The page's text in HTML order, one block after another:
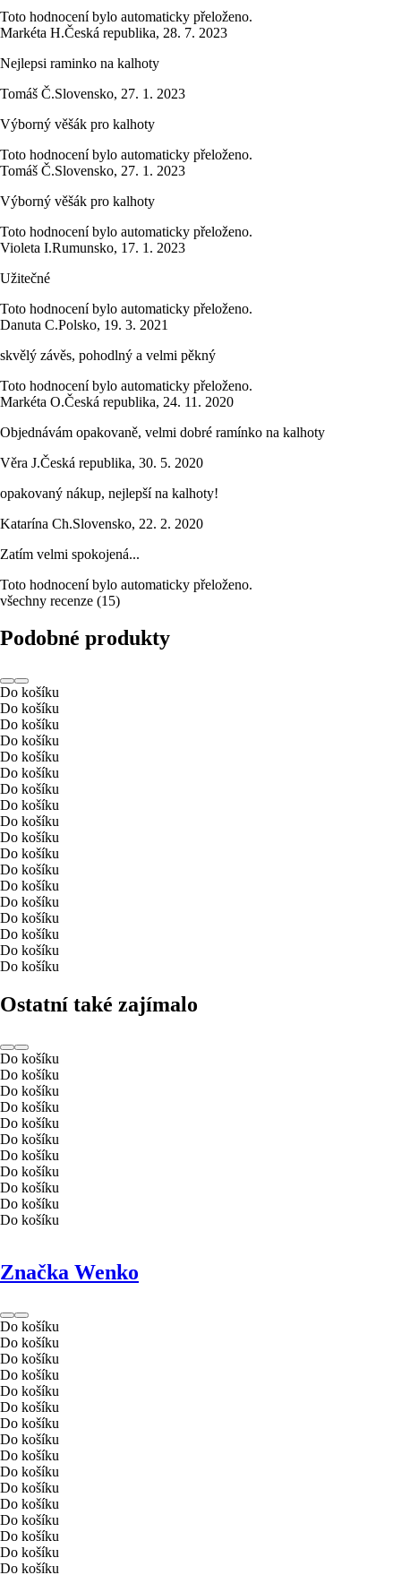
Toto hodnocení bylo automaticky přeloženo.
Markéta H.Česká republika, 28. 7. 2023
Nejlepsi raminko na kalhoty
Tomáš Č.Slovensko, 27. 1. 2023
Výborný věšák pro kalhoty
Toto hodnocení bylo automaticky přeloženo.
Tomáš Č.Slovensko, 27. 1. 2023
Výborný věšák pro kalhoty
Toto hodnocení bylo automaticky přeloženo.
Violeta I.Rumunsko, 17. 1. 2023
Užitečné
Toto hodnocení bylo automaticky přeloženo.
Danuta C.Polsko, 19. 3. 2021
skvělý závěs, pohodlný a velmi pěkný
Toto hodnocení bylo automaticky přeloženo.
Markéta O.Česká republika, 24. 11. 2020
Objednávám opakovaně, velmi dobré ramínko na kalhoty
Věra J.Česká republika, 30. 5. 2020
opakovaný nákup, nejlepší na kalhoty!
Katarína Ch.Slovensko, 22. 2. 2020
Zatím velmi spokojená...
Toto hodnocení bylo automaticky přeloženo.
všechny recenze (15)
Podobné produkty
Do košíku
Do košíku
Do košíku
Do košíku
Do košíku
Do košíku
Do košíku
Do košíku
Do košíku
Do košíku
Do košíku
Do košíku
Do košíku
Do košíku
Do košíku
Do košíku
Do košíku
Do košíku
Ostatní také zajímalo
Do košíku
Do košíku
Do košíku
Do košíku
Do košíku
Do košíku
Do košíku
Do košíku
Do košíku
Do košíku
Do košíku
Značka Wenko
Do košíku
Do košíku
Do košíku
Do košíku
Do košíku
Do košíku
Do košíku
Do košíku
Do košíku
Do košíku
Do košíku
Do košíku
Do košíku
Do košíku
Do košíku
Do košíku